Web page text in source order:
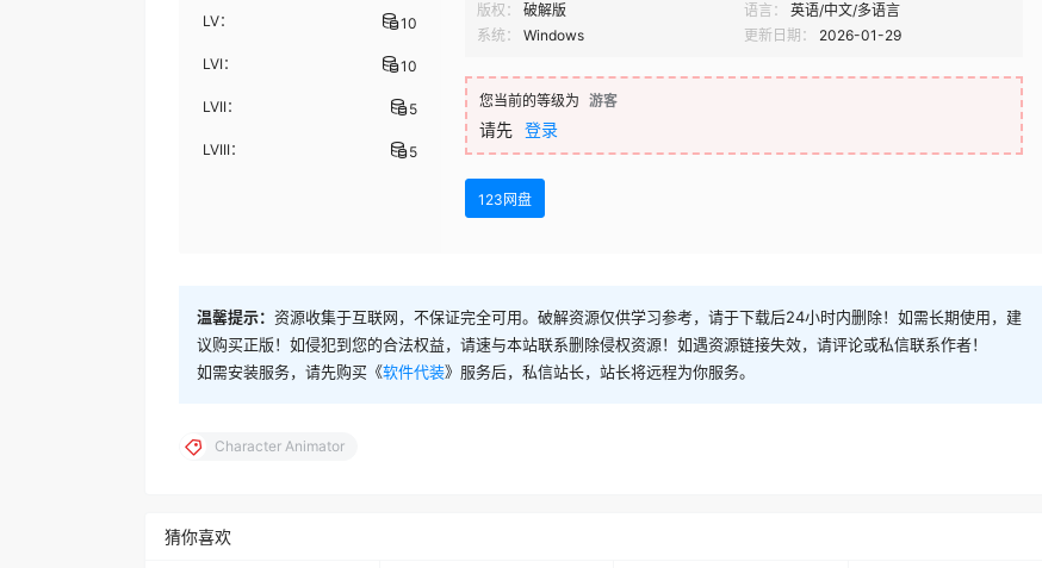
LV： 10
LVI： 10
LVII： 5
LVIII： 5
版权：
破解版 语言：
英语/中文/多语言
系统：
Windows 更新日期： 2026-01-29
您当前的等级为 游客
请先 登录
123网盘
温馨提示： 资源收集于互联网，不保证完全可用。破解资源仅供学习参考，请于下载后24小时内删除！如需长期使用，建
议购买正版！如侵犯到您的合法权益，请速与本站联系删除侵权资源！如遇资源链接失效，请评论或私信联系作者！
如需安装服务，请先购买《软件代装》服务后，私信站长，站长将远程为你服务。
Character Animator
猜你喜欢